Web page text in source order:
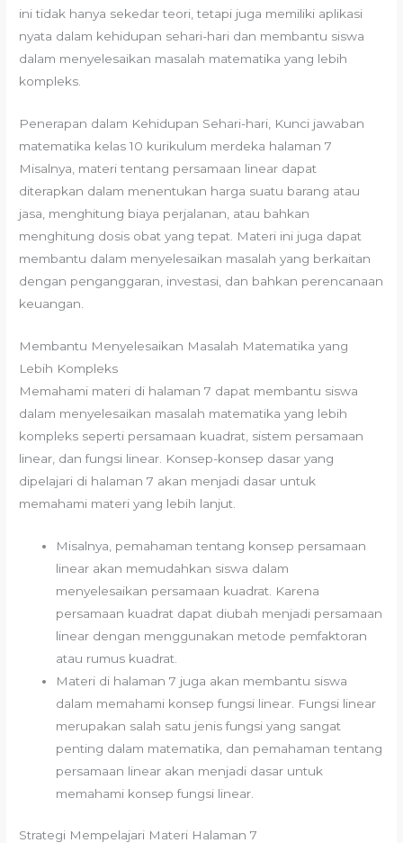
ini tidak hanya sekedar teori, tetapi juga memiliki aplikasi
nyata dalam kehidupan sehari-hari dan membantu siswa
dalam menyelesaikan masalah matematika yang lebih
kompleks.
Penerapan dalam Kehidupan Sehari-hari, Kunci jawaban
matematika kelas 10 kurikulum merdeka halaman 7
Misalnya, materi tentang persamaan linear dapat
diterapkan dalam menentukan harga suatu barang atau
jasa, menghitung biaya perjalanan, atau bahkan
menghitung dosis obat yang tepat. Materi ini juga dapat
membantu dalam menyelesaikan masalah yang berkaitan
dengan penganggaran, investasi, dan bahkan perencanaan
keuangan.
Membantu Menyelesaikan Masalah Matematika yang
Lebih Kompleks
Memahami materi di halaman 7 dapat membantu siswa
dalam menyelesaikan masalah matematika yang lebih
kompleks seperti persamaan kuadrat, sistem persamaan
linear, dan fungsi linear. Konsep-konsep dasar yang
dipelajari di halaman 7 akan menjadi dasar untuk
memahami materi yang lebih lanjut.
Misalnya, pemahaman tentang konsep persamaan
linear akan memudahkan siswa dalam
menyelesaikan persamaan kuadrat. Karena
persamaan kuadrat dapat diubah menjadi persamaan
linear dengan menggunakan metode pemfaktoran
atau rumus kuadrat.
Materi di halaman 7 juga akan membantu siswa
dalam memahami konsep fungsi linear. Fungsi linear
merupakan salah satu jenis fungsi yang sangat
penting dalam matematika, dan pemahaman tentang
persamaan linear akan menjadi dasar untuk
memahami konsep fungsi linear.
Strategi Mempelajari Materi Halaman 7